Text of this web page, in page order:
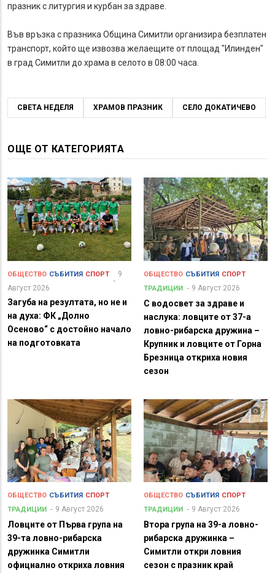
празник с литургия и курбан за здраве.
Във връзка с празника Община Симитли организира безплатен
транспорт, който ще извозва желаещите от площад "Илинден"
в град Симитли до храма в селото в 08:00 часа.
СВЕТА НЕДЕЛЯ ХРАМОВ ПРАЗНИК СЕЛО ДОКАТИЧЕВО
ОЩЕ ОТ КАТЕГОРИЯТА
ОБЩЕСТВО СЪБИТИЯ СПОРТ
9
Август 2026
Загуба на резултата, но не и
на духа: ФК „Долно
Осеново“ с достойно начало
на подготовката
ОБЩЕСТВО СЪБИТИЯ СПОРТ
ТРАДИЦИИ
9 Август 2026
С водосвет за здраве и
наслука: ловците от 37-а
ловно-рибарска дружина –
Крупник и ловците от Горна
Брезница откриха новия
сезон
ОБЩЕСТВО СЪБИТИЯ СПОРТ
ТРАДИЦИИ
9 Август 2026
Ловците от Първа група на
39-та ловно-рибарска
дружинка Симитли
официално откриха ловния
ОБЩЕСТВО СЪБИТИЯ СПОРТ
ТРАДИЦИИ
9 Август 2026
Втора група на 39-а ловно-
рибарска дружинка –
Симитли откри ловния
сезон с празник край